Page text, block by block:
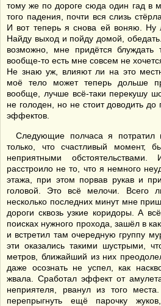
тому же по дороге сюда один гад в
того падения, почти вся слизь
И вот теперь я снова ей воняю. Ну
Найду выход и пойду домой,
возможно, мне придётся
вообще-то есть мне совсем не
Не знаю уж, влияют ли на это
моё тело может теперь дольше
вообще, лучше всё-таки перекушу
не голоден, но не стоит доводить
эффектов.
Следующие полчаса я
только, что счастливый момент,
неприятными
расстроило не то, что я немного
этажа, при этом порвав рукав и
головой. Это всё мелочи. Всего
несколько последних минут мне
дороги сквозь узкие коридоры. А
поисках нужного прохода, зашёл в
и встретил там очередную группу
эти оказались такими шустрыми,
метров, ближайший из них
даже осознать не успел, как
жвала. Сработал эффект от
неприятеля, рванул из того
перепрыгнуть ещё парочку